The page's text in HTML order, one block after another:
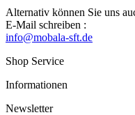
Alternativ können Sie uns
E-Mail schreiben :
info@mobala-sft.de
Shop Service
Informationen
Newsletter